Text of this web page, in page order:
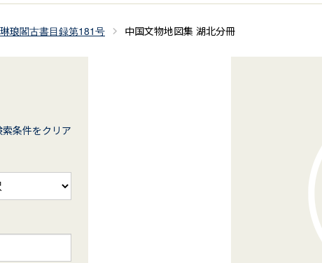
琳琅閣古書目録第181号 中国文物地図集 湖北分冊
索条件をクリア